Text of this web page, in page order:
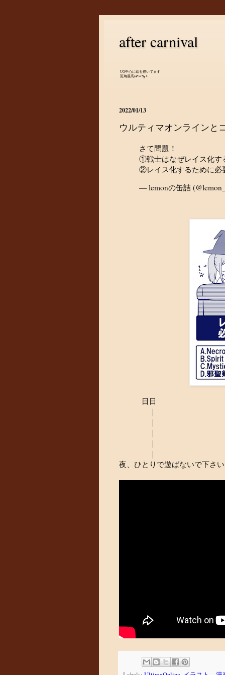
after carnival
UO中心に絵を描いてます
斑鳩最高(๑•̀ㅂ•́)و✧
2022/01/13
ウルティマオンライン
さて問題！
①戦士はなぜレイス化す
②レイス化するために必
— lemonの缶詰
目目
｜
｜
｜
｜
｜
夜、ひとりで遊ばないで下さ